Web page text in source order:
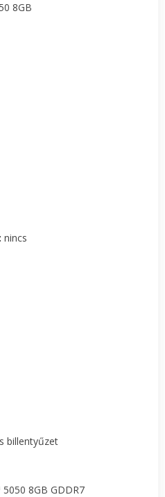
8GB
nincs
billentyűzet
8GB GDDR7